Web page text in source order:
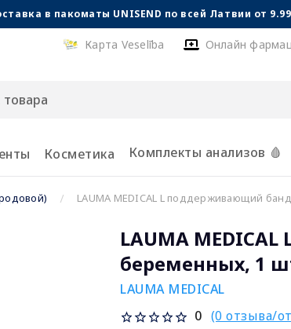
в пакоматы UNISEND по всей Латвии от
Карта Veselība Онлайн
Косметика Комплекты анализов 🩸
LAUMA MEDICAL L поддерживающий
LAUMA
беременных, 1
LAUMA MEDICAL
0 (0 отзыва/